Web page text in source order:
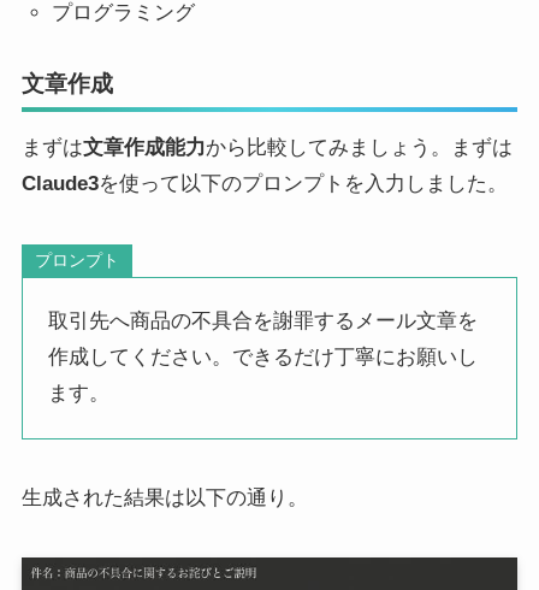
プログラミング
文章作成
まずは文章作成能力から比較してみましょう。まずは
Claude3を使って以下のプロンプトを入力しました。
プロンプト
取引先へ商品の不具合を謝罪するメール文章を
作成してください。できるだけ丁寧にお願いし
ます。
生成された結果は以下の通り。